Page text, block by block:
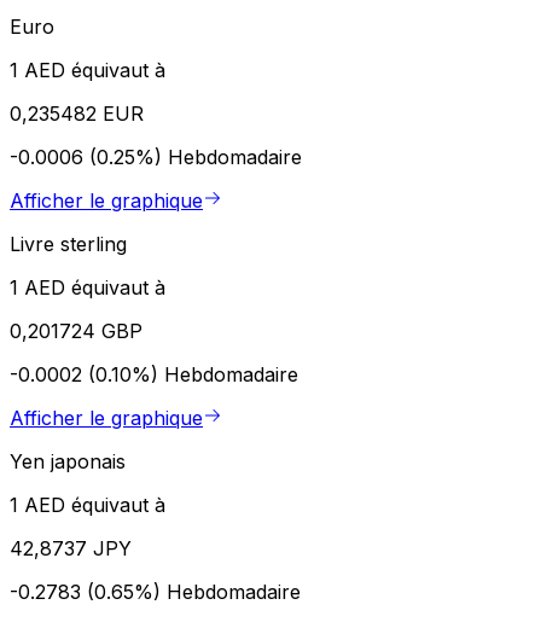
Euro
1 AED équivaut à
0,235482 EUR
-0.0006 (0.25%) Hebdomadaire
Afficher le graphique
Livre sterling
1 AED équivaut à
0,201724 GBP
-0.0002 (0.10%) Hebdomadaire
Afficher le graphique
Yen japonais
1 AED équivaut à
42,8737 JPY
-0.2783 (0.65%) Hebdomadaire